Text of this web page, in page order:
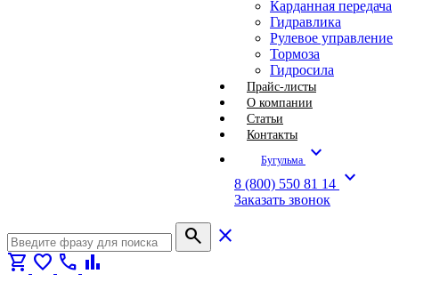
Карданная передача
Гидравлика
Рулевое управление
Тормоза
Гидросила
Прайс-листы
О компании
Статьи
Контакты
Бугульма expand_more
8 (800) 550 81 14 expand_more
Заказать звонок
search
close
shopping_cart favorite call bar_chart